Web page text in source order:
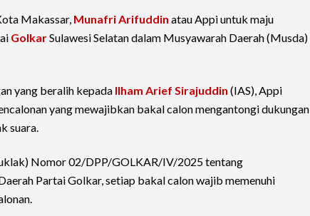
Makassar, Munafri Arifuddin atau Appi untuk maju
GolkarSulawesi Selatan dalam Musyawarah Daerah (Musda)
yang beralih kepada Ilham Arief Sirajuddin (IAS), Appi
yang mewajibkan bakal calon mengantongi dukungan
suara.
Nomor 02/DPP/GOLKAR/IV/2025 tentang
Partai Golkar, setiap bakal calon wajib memenuhi